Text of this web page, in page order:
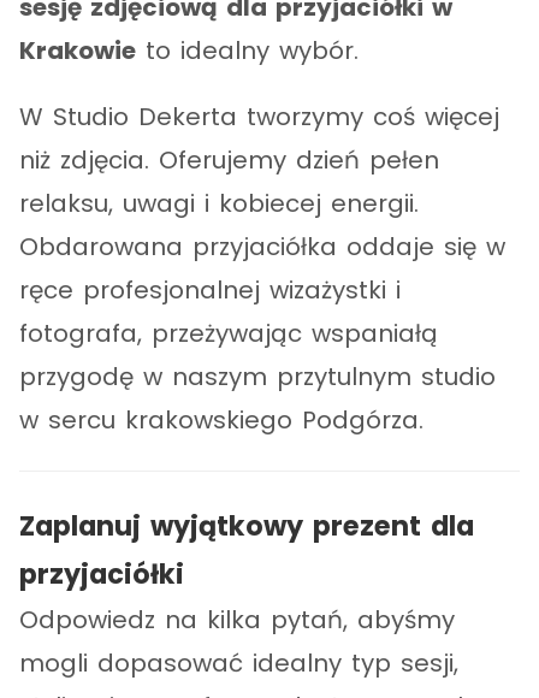
sesję zdjęciową dla przyjaciółki w
Krakowie to idealny wybór.
W Studio Dekerta tworzymy coś więcej
niż zdjęcia. Oferujemy dzień pełen
relaksu, uwagi i kobiecej energii.
Obdarowana przyjaciółka oddaje się w
ręce profesjonalnej wizażystki i
fotografa, przeżywając wspaniałą
przygodę w naszym przytulnym studio
w sercu krakowskiego Podgórza.
Zaplanuj wyjątkowy prezent dla
przyjaciółki
Odpowiedz na kilka pytań, abyśmy
mogli dopasować idealny typ sesji,